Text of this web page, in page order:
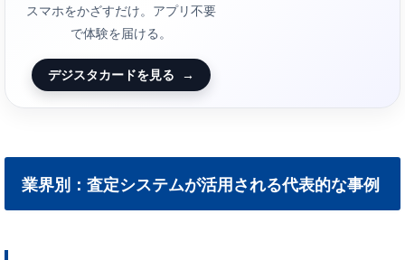
スマホをかざすだけ。アプリ不要
で体験を届ける。
デジスタカードを見る →
業界別：査定システムが活用される代表的な事例